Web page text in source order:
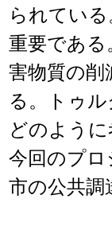
られてい
重要であ
害物質の削
る。トゥ
どのよう
今回のプ
市の公共